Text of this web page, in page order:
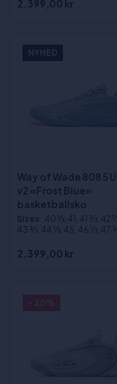
2.399,00 kr
NYHED
Way of Wade 808 5
v2 «Frost Blue»
basketballsko
Sizes :40 1⁄3, 41, 41 2⁄3, 42
43 2⁄3, 44 1⁄3, 45, 46 1⁄3, 47
2.399,00 kr